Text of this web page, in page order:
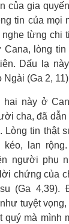
của gia
tin của mọi
từng chi
lòng
Dấu lạ
(Ga 2,
hai này ở
cha, đã
Lòng tin thật
kéo, lan
người phụ
chứng của
(Ga 4,39).
tuyệt vọng,
quý mà mình